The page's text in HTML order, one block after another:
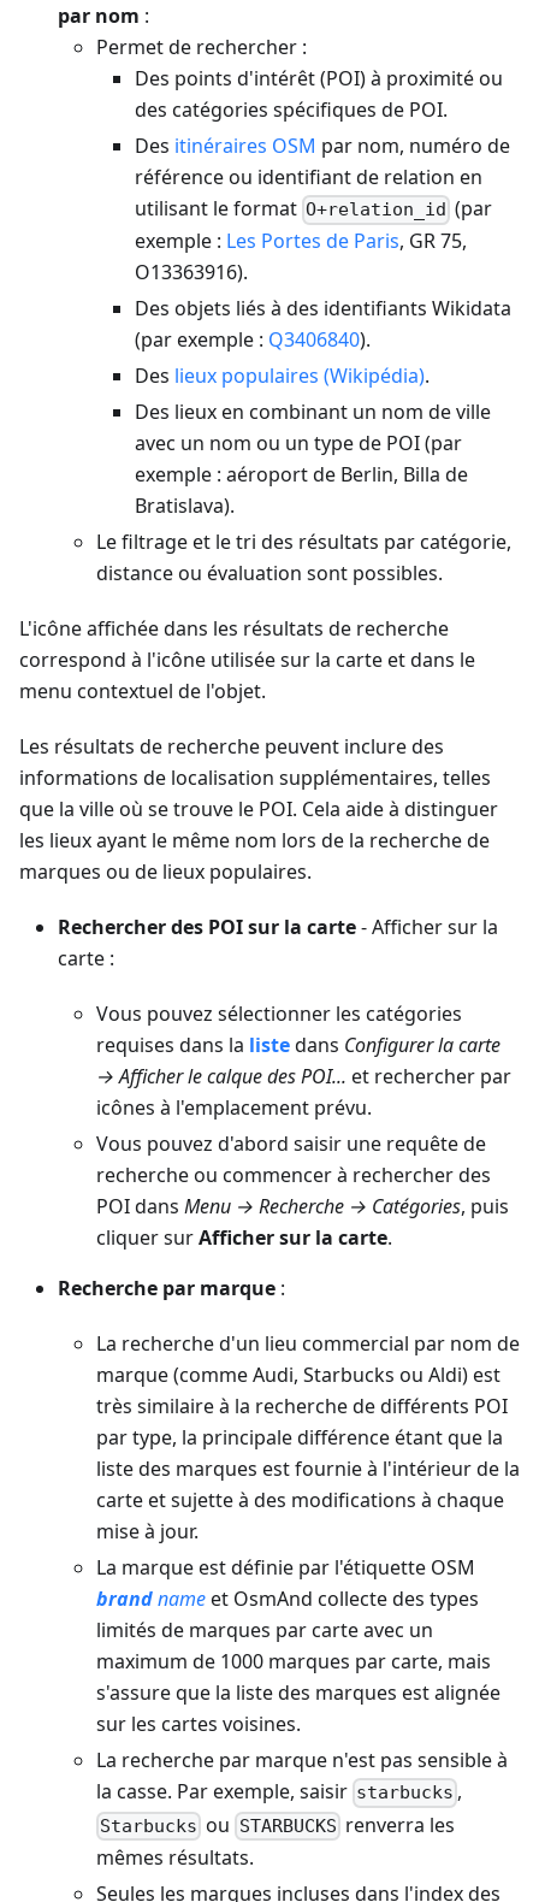
par nom :
Permet de rechercher :
Des points d'intérêt (POI) à proximité ou
des catégories spécifiques de POI.
Des itinéraires OSM par nom, numéro de
référence ou identifiant de relation en
utilisant le format O+relation_id (par
exemple : Les Portes de Paris, GR 75,
O13363916).
Des objets liés à des identifiants Wikidata
(par exemple : Q3406840).
Des lieux populaires (Wikipédia).
Des lieux en combinant un nom de ville
avec un nom ou un type de POI (par
exemple : aéroport de Berlin, Billa de
Bratislava).
Le filtrage et le tri des résultats par catégorie,
distance ou évaluation sont possibles.
L'icône affichée dans les résultats de recherche
correspond à l'icône utilisée sur la carte et dans le
menu contextuel de l'objet.
Les résultats de recherche peuvent inclure des
informations de localisation supplémentaires, telles
que la ville où se trouve le POI. Cela aide à distinguer
les lieux ayant le même nom lors de la recherche de
marques ou de lieux populaires.
Rechercher des POI sur la carte- Afficher sur la
carte :
Vous pouvez sélectionner les catégories
requises dans la listedans Configurer la carte
→ Afficher le calque des POI... et rechercher par
icônes à l'emplacement prévu.
Vous pouvez d'abord saisir une requête de
recherche ou commencer à rechercher des
POI dans Menu → Recherche → Catégories, puis
cliquer surAfficher sur la carte.
Recherche par marque :
La recherche d'un lieu commercial par nom de
marque (comme Audi, Starbucks ou Aldi) est
très similaire à la recherche de différents POI
par type, la principale différence étant que la
liste des marques est fournie à l'intérieur de la
carte et sujette à des modifications à chaque
mise à jour.
La marque est définie par l'étiquette OSM
brandnameet OsmAnd collecte des types
limités de marques par carte avec un
maximum de 1000 marques par carte, mais
s'assure que la liste des marques est alignée
sur les cartes voisines.
La recherche par marque n'est pas sensible à
la casse. Par exemple, saisir starbucks ,
Starbucks ou STARBUCKS renverra les
mêmes résultats.
Seules les marques incluses dans l'index des